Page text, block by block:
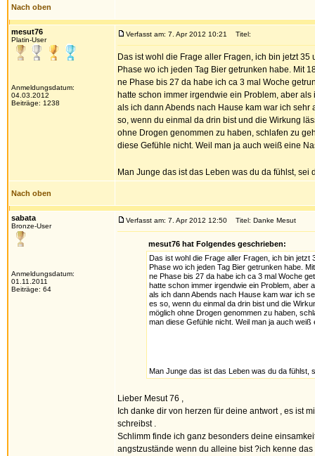
Nach oben
mesut76
Platin-User
Anmeldungsdatum:
04.03.2012
Beiträge: 1238
Verfasst am: 7. Apr 2012 10:21 Titel:
Das ist wohl die Frage aller Fragen, ich bin jetzt
Phase wo ich jeden Tag Bier getrunken habe. Mit
ne Phase bis 27 da habe ich ca 3 mal Woche
hatte schon immer irgendwie ein Problem, aber
als ich dann Abends nach Hause kam war ich
so, wenn du einmal da drin bist und die Wirkung
ohne Drogen genommen zu haben, schlafen zu
diese Gefühle nicht. Weil man ja auch weiß eine
Man Junge das ist das Leben was du da fühlst,
Nach oben
sabata
Bronze-User
Anmeldungsdatum:
01.11.2011
Beiträge: 64
Verfasst am: 7. Apr 2012 12:50 Titel: Danke Mesut
mesut76 hat Folgendes geschrieben:
Das ist wohl die Frage aller Fragen, ich bin
Phase wo ich jeden Tag Bier getrunken habe.
ne Phase bis 27 da habe ich ca 3 mal Woche
hatte schon immer irgendwie ein Problem, aber
als ich dann Abends nach Hause kam war ich
es so, wenn du einmal da drin bist und die
möglich ohne Drogen genommen zu haben,
man diese Gefühle nicht. Weil man ja auch
Man Junge das ist das Leben was du da
Lieber Mesut 76 ,
Ich danke dir von herzen für deine antwort , es ist
schreibst .
Schlimm finde ich ganz besonders deine
angstzustände wenn du alleine bist ?ich kenne das